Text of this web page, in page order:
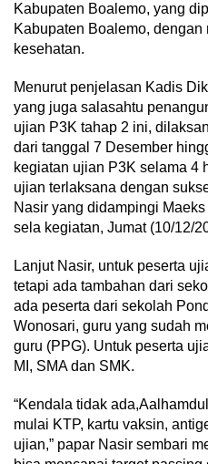
Kabupaten Boalemo, yang
Kabupaten Boalemo, dengan
kesehatan.
Menurut penjelasan Kadis
yang juga salasahtu
ujian P3K tahap 2 ini,
dari tanggal 7 Desember
kegiatan ujian P3K selama 4
ujian terlaksana dengan
Nasir yang didampingi
sela kegiatan, Jumat (10/12/
Lanjut Nasir, untuk peserta
tetapi ada tambahan dari
ada peserta dari sekolah
Wonosari, guru yang sudah
guru (PPG). Untuk peserta
MI, SMA dan SMK.
“Kendala tidak
mulai KTP, kartu vaksin,
ujian,” papar Nasir sembari